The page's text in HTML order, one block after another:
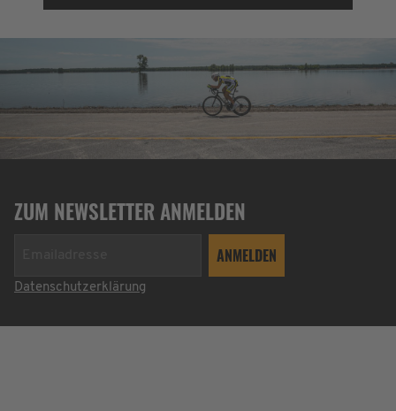
ZUM NEWSLETTER ANMELDEN
Datenschutzerklärung